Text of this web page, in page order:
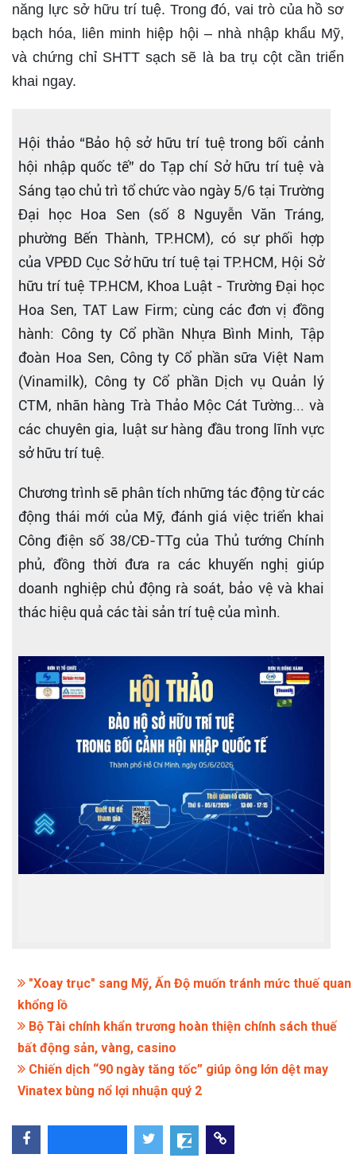
năng lực sở hữu trí tuệ. Trong đó, vai trò của hồ sơ
bạch hóa, liên minh hiệp hội – nhà nhập khẩu Mỹ,
và chứng chỉ SHTT sạch sẽ là ba trụ cột cần triển
khai ngay.
Hội thảo “Bảo hộ sở hữu trí tuệ trong bối cảnh
hội nhập quốc tế” do Tạp chí Sở hữu trí tuệ và
Sáng tạo chủ trì tổ chức vào ngày 5/6 tại Trường
Đại học Hoa Sen (số 8 Nguyễn Văn Tráng,
phường Bến Thành, TP.HCM), có sự phối hợp
của VPĐD Cục Sở hữu trí tuệ tại TP.HCM, Hội Sở
hữu trí tuệ TP.HCM, Khoa Luật - Trường Đại học
Hoa Sen, TAT Law Firm; cùng các đơn vị đồng
hành: Công ty Cổ phần Nhựa Bình Minh, Tập
đoàn Hoa Sen, Công ty Cổ phần sữa Việt Nam
(Vinamilk), Công ty Cổ phần Dịch vụ Quản lý
CTM, nhãn hàng Trà Thảo Mộc Cát Tường... và
các chuyên gia, luật sư hàng đầu trong lĩnh vực
sở hữu trí tuệ.
Chương trình sẽ phân tích những tác động từ các
động thái mới của Mỹ, đánh giá việc triển khai
Công điện số 38/CĐ-TTg của Thủ tướng Chính
phủ, đồng thời đưa ra các khuyến nghị giúp
doanh nghiệp chủ động rà soát, bảo vệ và khai
thác hiệu quả các tài sản trí tuệ của mình.
"Xoay trục" sang Mỹ, Ấn Độ muốn tránh mức thuế quan
khổng lồ
Bộ Tài chính khẩn trương hoàn thiện chính sách thuế
bất động sản, vàng, casino
Chiến dịch “90 ngày tăng tốc” giúp ông lớn dệt may
Vinatex bùng nổ lợi nhuận quý 2